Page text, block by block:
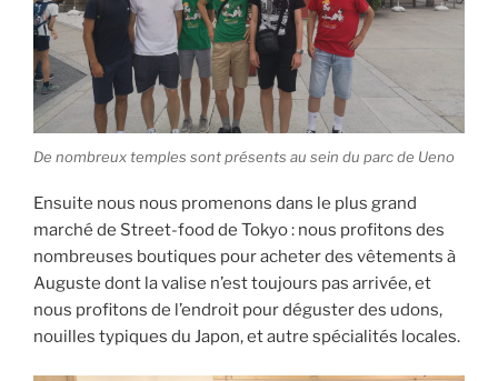
De nombreux temples sont présents au sein du parc de Ueno
Ensuite nous nous promenons dans le plus grand
marché de Street-food de Tokyo : nous profitons des
nombreuses boutiques pour acheter des vêtements à
Auguste dont la valise n’est toujours pas arrivée, et
nous profitons de l’endroit pour déguster des udons,
nouilles typiques du Japon, et autre spécialités locales.